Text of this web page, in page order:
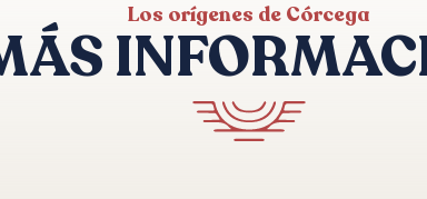
Los orígenes de Córcega